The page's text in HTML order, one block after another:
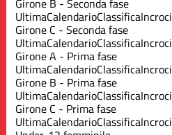
UltimaCalendarioClassificaIncroci
Girone C - Seconda fase
UltimaCalendarioClassificaIncroci
Girone A - Prima fase
UltimaCalendarioClassificaIncroci
Girone B - Prima fase
UltimaCalendarioClassificaIncroci
Girone C - Prima fase
UltimaCalendarioClassificaIncroci